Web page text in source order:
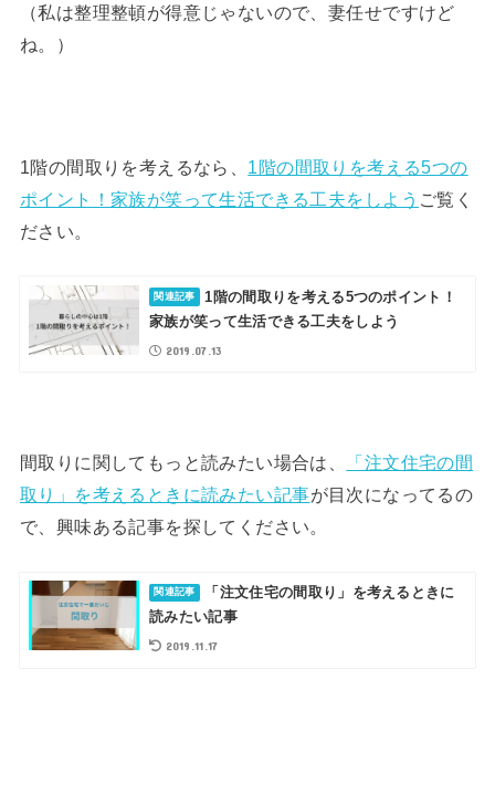
（私は整理整頓が得意じゃないので、妻任せですけど
ね。）
1階の間取りを考えるなら、 1階の間取りを考える5つの
ポイント！家族が笑って生活できる工夫をしよう ご覧く
ださい。
1階の間取りを考える5つのポイント！
家族が笑って生活できる工夫をしよう
2019.07.13
間取りに関してもっと読みたい場合は、
「注文住宅の間
取り」を考えるときに読みたい記事が目次になってるの
で、興味ある記事を探してください。
「注文住宅の間取り」を考えるときに
読みたい記事
2019.11.17